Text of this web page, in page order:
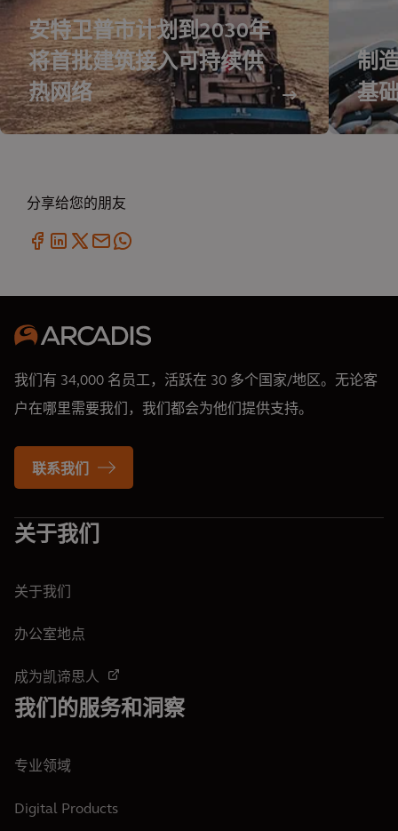
安特卫普市计划到2030年
将首批建筑接入可持续供
热网络
制
基
分享给您的朋友
我们有 34,000 名员工，活跃在 30 多个国家/地区。无论客
户在哪里需要我们，我们都会为他们提供支持。
联系我们
关于我们
关于我们
办公室地点
成为凯谛思人
我们的服务和洞察
专业领域
Digital Products